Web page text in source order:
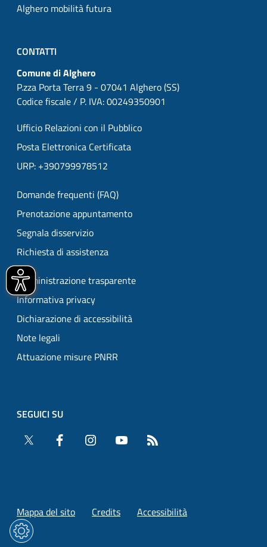
Alghero mobilità futura
CONTATTI
Comune di Alghero
P.zza Porta Terra 9 - 07041 Alghero (SS)
Codice fiscale / P. IVA: 00249350901
Ufficio Relazioni con il Pubblico
Posta Elettronica Certificata
URP: +390799978512
Domande frequenti (FAQ)
Prenotazione appuntamento
Segnala disservizio
Richiesta di assistenza
Amministrazione trasparente
Informativa privacy
Dichiarazione di accessibilità
Note legali
Attuazione misure PNRR
SEGUICI SU
Twitter
Facebook Instagram YouTube
Mappa del sito Credits Accessibilità